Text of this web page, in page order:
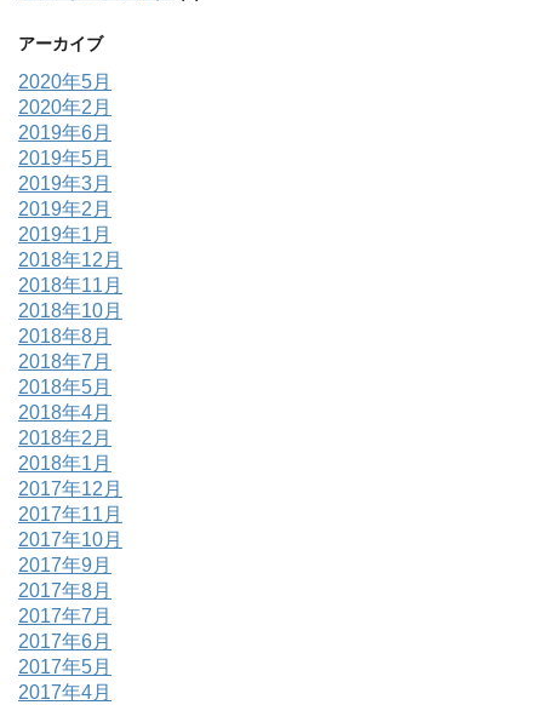
アーカイブ
2020年5月
2020年2月
2019年6月
2019年5月
2019年3月
2019年2月
2019年1月
2018年12月
2018年11月
2018年10月
2018年8月
2018年7月
2018年5月
2018年4月
2018年2月
2018年1月
2017年12月
2017年11月
2017年10月
2017年9月
2017年8月
2017年7月
2017年6月
2017年5月
2017年4月